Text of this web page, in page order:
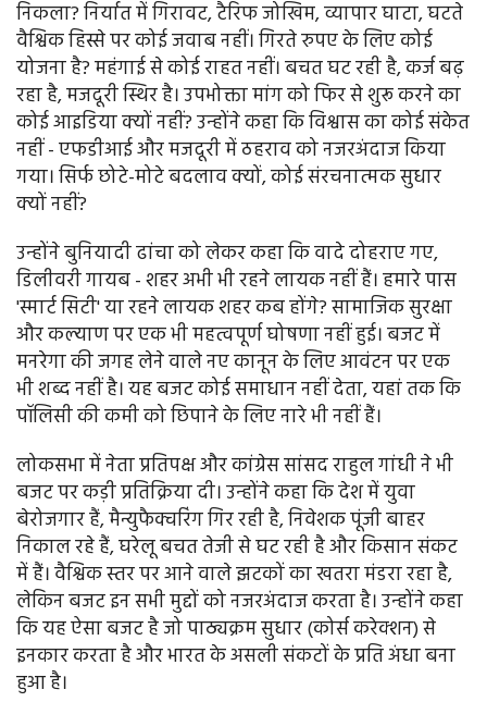
निकला? निर्यात में गिरावट, टैरिफ जोखिम, व्यापार घाटा, घटते
वैश्विक हिस्से पर कोई जवाब नहीं। गिरते रुपए के लिए कोई
योजना है? महंगाई से कोई राहत नहीं। बचत घट रही है, कर्ज बढ़
रहा है, मजदूरी स्थिर है। उपभोक्ता मांग को फिर से शुरू करने का
कोई आइडिया क्यों नहीं? उन्होंने कहा कि विश्वास का कोई संकेत
नहीं - एफडीआई और मजदूरी में ठहराव को नजरअंदाज किया
गया। सिर्फ छोटे-मोटे बदलाव क्यों, कोई संरचनात्मक सुधार
क्यों नहीं?
उन्होंने बुनियादी ढांचा को लेकर कहा कि वादे दोहराए गए,
डिलीवरी गायब - शहर अभी भी रहने लायक नहीं हैं। हमारे पास
'स्मार्ट सिटी' या रहने लायक शहर कब होंगे? सामाजिक सुरक्षा
और कल्याण पर एक भी महत्वपूर्ण घोषणा नहीं हुई। बजट में
मनरेगा की जगह लेने वाले नए कानून के लिए आवंटन पर एक
भी शब्द नहीं है। यह बजट कोई समाधान नहीं देता, यहां तक कि
पॉलिसी की कमी को छिपाने के लिए नारे भी नहीं हैं।
लोकसभा में नेता प्रतिपक्ष और कांग्रेस सांसद राहुल गांधी ने भी
बजट पर कड़ी प्रतिक्रिया दी। उन्होंने कहा कि देश में युवा
बेरोजगार हैं, मैन्युफैक्चरिंग गिर रही है, निवेशक पूंजी बाहर
निकाल रहे हैं, घरेलू बचत तेजी से घट रही है और किसान संकट
में हैं। वैश्विक स्तर पर आने वाले झटकों का खतरा मंडरा रहा है,
लेकिन बजट इन सभी मुद्दों को नजरअंदाज करता है। उन्होंने कहा
कि यह ऐसा बजट है जो पाठ्यक्रम सुधार (कोर्स करेक्शन) से
इनकार करता है और भारत के असली संकटों के प्रति अंधा बना
हुआ है।